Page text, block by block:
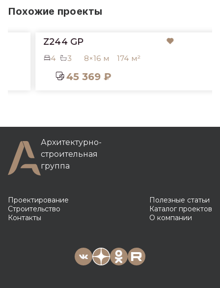
Похожие проекты
Z244 GP
3 8×16 м 174 м²
45 369 ₽
Архитектурно-
строительная
группа
Проектирование
Строительство
Контакты
Полезные статьи
Каталог проектов
О компании